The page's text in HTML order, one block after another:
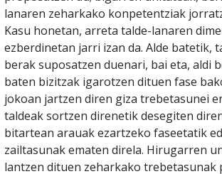
lanaren zeharkako konpetentziak
Kasu honetan, arreta talde-lanaren
ezberdinetan jarri izan da. Alde batetik,
berak suposatzen duenari, bai eta, aldi
baten bizitzak igarotzen dituen fase
jokoan jartzen diren giza trebetasunei
taldeak sortzen direnetik desegiten
bitartean arauak ezartzeko faseetatik
zailtasunak ematen direla. Hirugarren
lantzen dituen zeharkako trebetasunak